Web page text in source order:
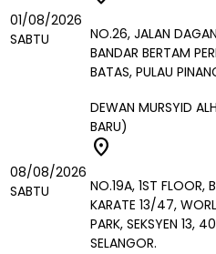
01/08/2026
SABTU
NO.26, JALAN
BANDAR BERTAM
BATAS, PULAU
08/08/2026
SABTU
DEWAN MURSYID
BARU)
location_on
NO.19A, 1ST FLOOR,
KARATE 13/47,
PARK, SEKSYEN 13,
SELANGOR.